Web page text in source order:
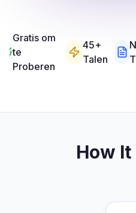
Gratis om
te
Proberen
45+
Talen
How